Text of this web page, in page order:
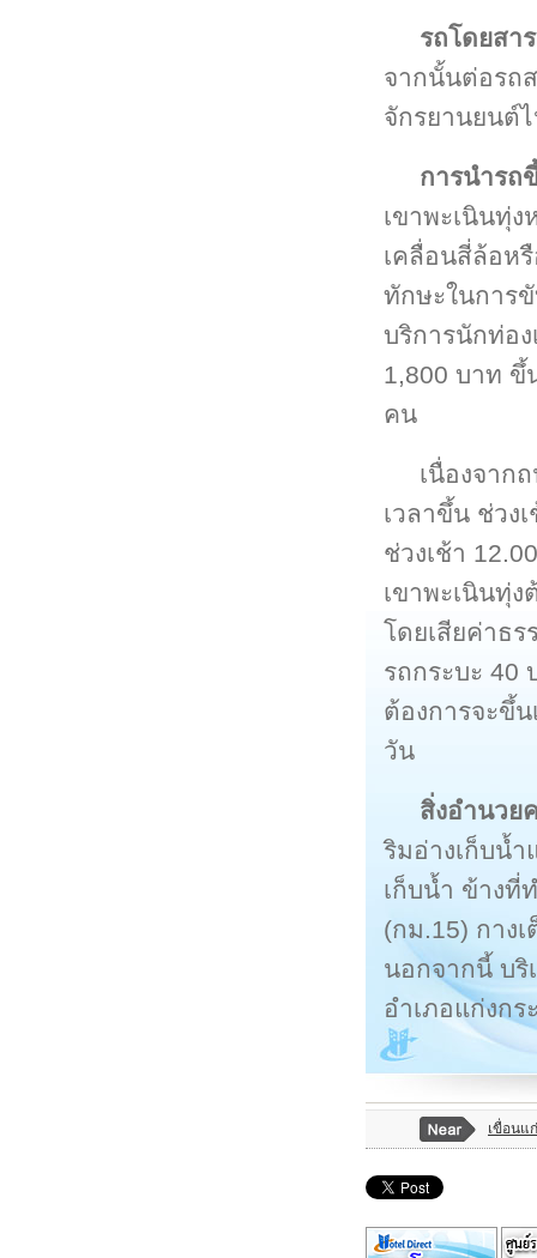
รถโดยสา
จากนั้นต่อรถ
จักรยานยนต์
การนำรถ
เขาพะเนินทุ่
เคลื่อนสี่ล้อห
ทักษะในการ
บริการนักท่อ
1,800 บาท ขึ้
คน
เนื่องจาก
เวลาขึ้น ช่วง
ช่วงเช้า
เขาพะเนินทุ่
โดยเสียค่าธ
รถกระบะ 40
ต้องการจะขึ้
วัน
สิ่งอำนวย
ริมอ่างเก็บน้ำ
เก็บน้ำ ข้างที่
(กม.15) กาง
นอกจากนี้ บริ
อำเภอแก่งก
เขื่อนแ